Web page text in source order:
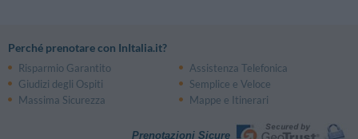
Perché prenotare con InItalia.it?
Risparmio Garantito
Assistenza Telefonica
Giudizi degli Ospiti
Semplice e Veloce
Massima Sicurezza
Mappe e Itinerari
Prenotazioni Sicure